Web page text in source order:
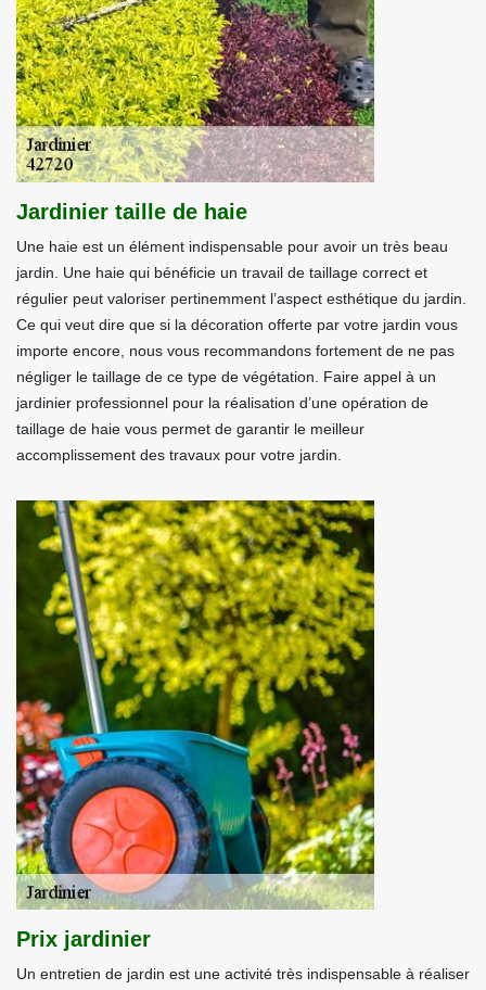
Jardinier taille de haie
Une haie est un élément indispensable pour avoir un très beau
jardin. Une haie qui bénéficie un travail de taillage correct et
régulier peut valoriser pertinemment l’aspect esthétique du jardin.
Ce qui veut dire que si la décoration offerte par votre jardin vous
importe encore, nous vous recommandons fortement de ne pas
négliger le taillage de ce type de végétation. Faire appel à un
jardinier professionnel pour la réalisation d’une opération de
taillage de haie vous permet de garantir le meilleur
accomplissement des travaux pour votre jardin.
Prix jardinier
Un entretien de jardin est une activité très indispensable à réaliser